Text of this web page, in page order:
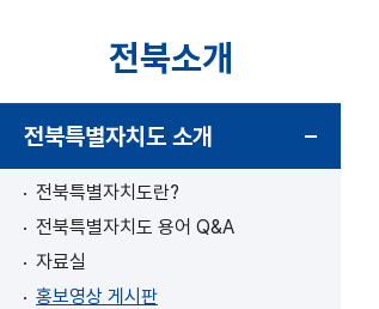
전북소개
전북특별자치도 소개
전북특별자치도란?
전북특별자치도 용어 Q&A
자료실
홍보영상 게시판